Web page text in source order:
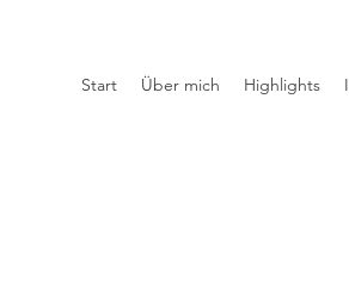
Start Über mich Highlights